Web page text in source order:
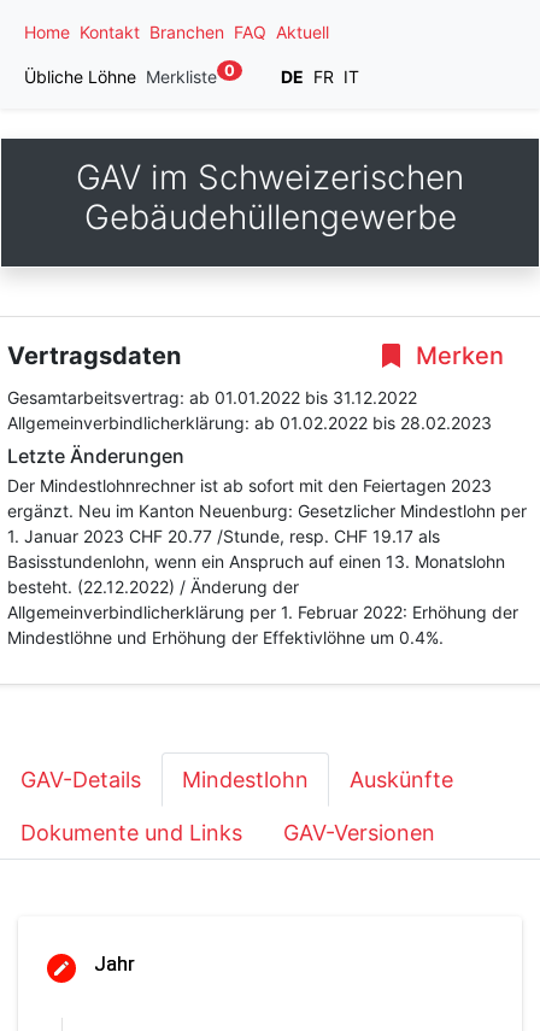
Home Kontakt Branchen FAQ Aktuell
Übliche Löhne Merkliste 0 DE FR IT
GAV im Schweizerischen
Gebäudehüllengewerbe
Merken
Vertragsdaten
Gesamtarbeitsvertrag: ab 01.01.2022 bis 31.12.2022
Allgemeinverbindlicherklärung: ab 01.02.2022 bis 28.02.2023
Letzte Änderungen
Der Mindestlohnrechner ist ab sofort mit den Feiertagen 2023
ergänzt. Neu im Kanton Neuenburg: Gesetzlicher Mindestlohn per
1. Januar 2023 CHF 20.77 /Stunde, resp. CHF 19.17 als
Basisstundenlohn, wenn ein Anspruch auf einen 13. Monatslohn
besteht. (22.12.2022) / Änderung der
Allgemeinverbindlicherklärung per 1. Februar 2022: Erhöhung der
Mindestlöhne und Erhöhung der Effektivlöhne um 0.4%.
GAV-Details Mindestlohn Auskünfte
Dokumente und Links GAV-Versionen
Jahr